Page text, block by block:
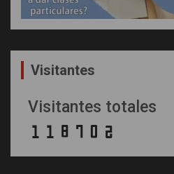
Visitantes
Visitantes totales